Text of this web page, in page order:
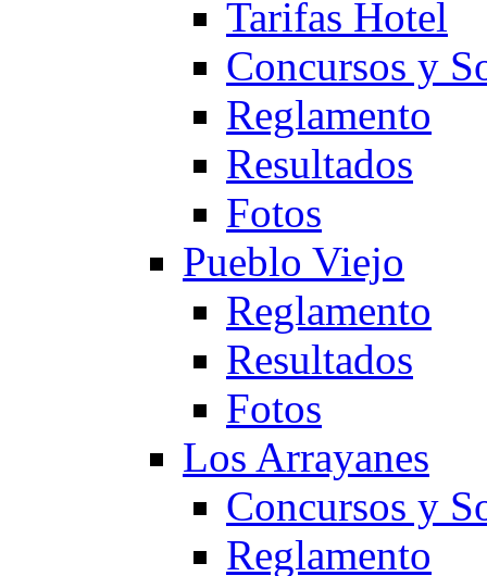
Tarifas Hotel
Concursos y
Reglamento
Resultados
Fotos
Pueblo Viejo
Reglamento
Resultados
Fotos
Los Arrayanes
Concursos y
Reglamento